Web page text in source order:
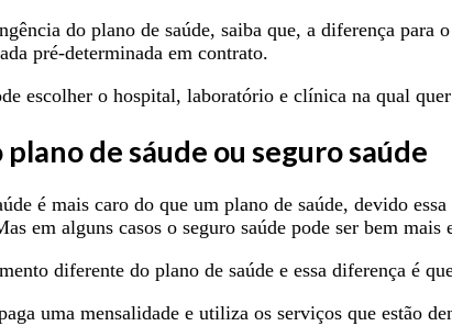
do plano de saúde, saiba que, a diferença
pré-determinada em contrato.
escolher o hospital, laboratório e clínica na qual
de sáude ou seguro saúde
é mais caro do que um plano de saúde, devido
em alguns casos o seguro saúde pode ser bem mais
diferente do plano de saúde e essa diferença é
uma mensalidade e utiliza os serviços que estão